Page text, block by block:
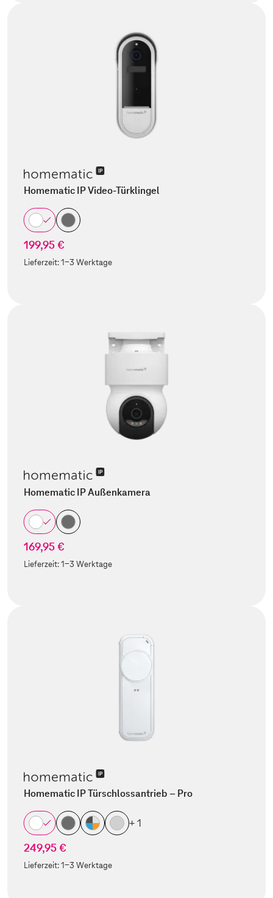
Homematic IP Video-Türklingel
199,95 €
Lieferzeit:1-3 Werktage
Homematic IP Außenkamera
169,95 €
Lieferzeit:1-3 Werktage
Homematic IP Türschlossantrieb – Pro
+ 1
249,95 €
Lieferzeit:1-3 Werktage